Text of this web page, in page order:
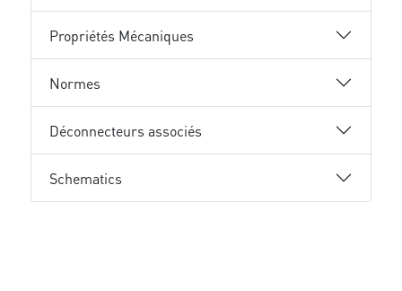
Propriétés Mécaniques
Normes
Déconnecteurs associés
Schematics